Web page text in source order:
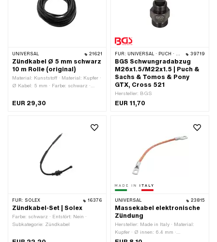
UNIVERSAL 21621
Zündkabel Ø 5 mm schwarz
10 m Rolle (original)
Material: Kunststoff · Material: Kupfer ·
Ø Kabel: 5 mm · Farbe: schwarz ·
Zündkabel · Gesamtlänge: 10000 mm
EUR 29,30
FÜR: UNIVERSAL · PUCH · SACHS 39719
BGS Schwungradabzug
M26x1.5/M22x1.5 | Puch &
Sachs & Tomos & Pony
GTX, Cross 521
Hersteller: BGS
EUR 11,70
FÜR: SOLEX 16376
Zündkabel-Set | Solex
Farbe: schwarz · Entstört: Nein ·
Subkategorie: Zündkabel
UNIVERSAL 23815
Massekabel elektronische
Zündung
Hersteller: Made in Italy · Material:
Kupfer · Ø innen: 6.4 mm ·
Kabellänge: 150 mm · Anzahl